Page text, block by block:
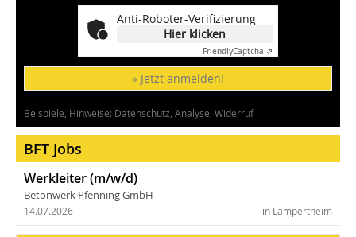
Anti-Roboter-Verifizierung
Hier klicken
FriendlyCaptcha ⇗
» Jetzt anmelden!
Beispiele, Hinweise: Datenschutz, Analyse, Widerruf
BFT Jobs
Werkleiter (m/w/d)
Betonwerk Pfenning GmbH
in Lampertheim
14.07.2026